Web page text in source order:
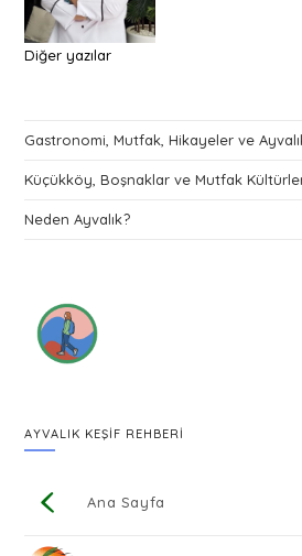
Diğer yazılar
Gastronomi, Mutfak, Hikayeler ve
Küçükköy, Boşnaklar ve Mutfak
Neden Ayvalık?
AYVALIK KEŞİF REHBERİ
Ana Sayfa